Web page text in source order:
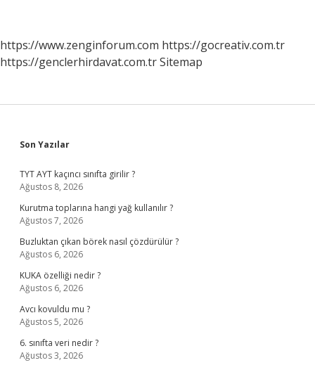
https://www.zenginforum.com https://gocreativ.com.tr
https://genclerhirdavat.com.trSitemap
Sidebar
Son Yazılar
TYT AYT kaçıncı sınıfta girilir ?
Ağustos 8, 2026
Kurutma toplarına hangi yağ kullanılır ?
Ağustos 7, 2026
Buzluktan çıkan börek nasıl çözdürülür ?
Ağustos 6, 2026
KUKA özelliği nedir ?
Ağustos 6, 2026
Avcı kovuldu mu ?
Ağustos 5, 2026
6. sınıfta veri nedir ?
Ağustos 3, 2026